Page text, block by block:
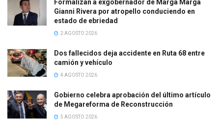
Formalizan a exgobernador de Marga Marga
Gianni Rivera por atropello conduciendo en
estado de ebriedad
2 AGOSTO 2026
Dos fallecidos deja accidente en Ruta 68 entre
camión y vehículo
4 AGOSTO 2026
Gobierno celebra aprobación del último artículo
de Megareforma de Reconstrucción
5 AGOSTO 2026